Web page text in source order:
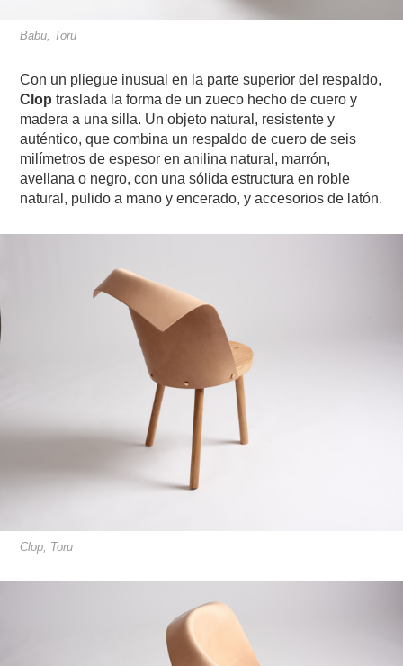
Babu, Toru
Con un pliegue inusual en la parte superior del respaldo,
Clop traslada la forma de un zueco hecho de cuero y
madera a una silla. Un objeto natural, resistente y
auténtico, que combina un respaldo de cuero de seis
milímetros de espesor en anilina natural, marrón,
avellana o negro, con una sólida estructura en roble
natural, pulido a mano y encerado, y accesorios de latón.
Clop, Toru